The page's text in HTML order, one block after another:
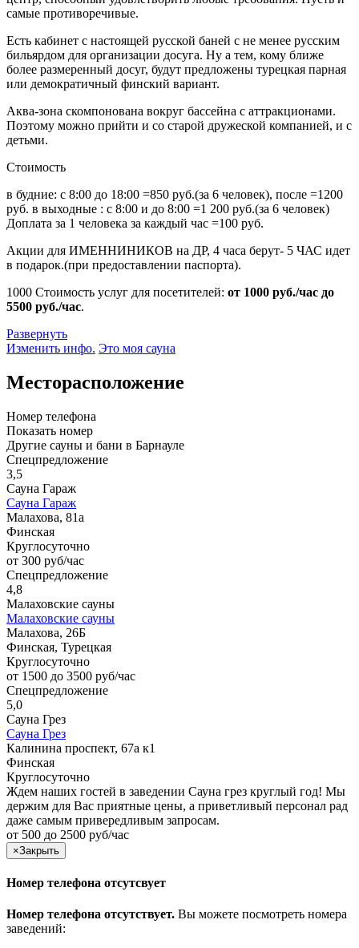
самые противоречивые.
Есть кабинет с настоящей русской баней с не менее русским
бильярдом для организации досуга. Ну а тем, кому ближе
более размеренный досуг, будут предложены турецкая парная
или демократичный финский вариант.
Аква-зона скомпонована вокруг бассейна с аттракционами.
Поэтому можно прийти и со старой дружеской компанией, и с
детьми.
Стоимость
в будние: с 8:00 до 18:00 =850 руб.(за 6 человек), после =1200
руб. в выходные : с 8:00 и до 8:00 =1 200 руб.(за 6 человек)
Доплата за 1 человека за каждый час =100 руб.
Акции для ИМЕННИНИКОВ на ДР, 4 часа берут- 5 ЧАС идет
в подарок.(при предоставлении паспорта).
1000 Стоимость услуг для посетителей: от 1000 руб./час до
5500 руб./час.
Развернуть
Изменить инфо. Это моя сауна
Месторасположение
Номер телефона
Показать номер
Другие сауны и бани в Барнауле
Спецпредложение
3,5
Сауна Гараж
Сауна Гараж
Малахова, 81а
Финская
Круглосуточно
от 300 руб/час
Спецпредложение
4,8
Малаховские сауны
Малаховские сауны
Малахова, 26Б
Финская, Турецкая
Круглосуточно
от 1500 до 3500 руб/час
Спецпредложение
5,0
Сауна Грез
Сауна Грез
Калинина проспект, 67а к1
Финская
Круглосуточно
Ждем наших гостей в заведении Сауна грез круглый год! Мы
держим для Вас приятные цены, а приветливый персонал рад
даже самым привередливым запросам.
от 500 до 2500 руб/час
×Закрыть
Номер телефона отсутсвует
Номер телефона отсутствует. Вы можете посмотреть номера
заведений: